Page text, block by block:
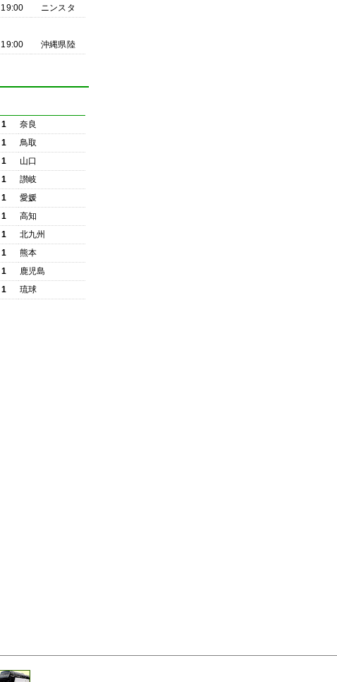
19:00
ニンスタ
19:00 沖縄県陸
1
奈良
1
鳥取
1
山口
1
讃岐
1
愛媛
1
高知
1
北九州
1
熊本
1
鹿児島
1 琉球